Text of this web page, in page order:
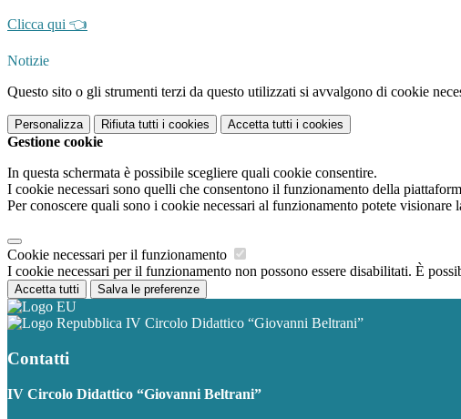
Clicca qui 👈
Notizie
Questo sito o gli strumenti terzi da questo utilizzati si avvalgono di cookie
Personalizza Rifiuta tutti i cookies Accetta tutti i cookies
Gestione cookie
In questa schermata è possibile scegliere quali cookie consentire.
I cookie necessari sono quelli che consentono il funzionamento della
Per conoscere quali sono i cookie necessari al funzionamento potete visionare
Cookie necessari per il funzionamento
I cookie necessari per il funzionamento non possono essere disabilitati. È
Accetta tutti Salva le preferenze
IV Circolo Didattico “Giovanni Beltrani”
Contatti
IV Circolo Didattico “Giovanni Beltrani”